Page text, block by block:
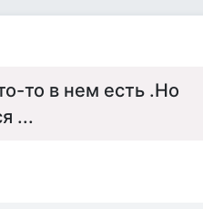
то в нем есть .Но
...